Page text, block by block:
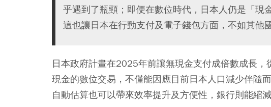
乎遇到了瓶頸；即便在數位時代，日本人仍是「現
這也讓日本在行動支付及電子錢包方面，不如其他
日本政府計畫在2025年前讓無現金支付成倍數成長
現金的數位交易，不僅能因應目前日本人口減少伴隨
自動估算也可以帶來效率提升及方便性，銀行則能縮